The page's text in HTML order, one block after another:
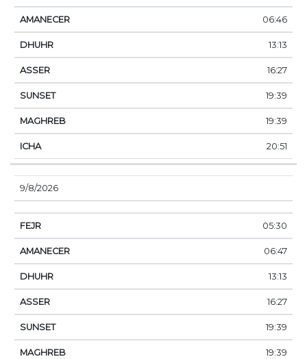
06:46
13:13
16:27
19:39
19:39
20:51
9/8/2026
05:30
06:47
13:13
16:27
19:39
19:39